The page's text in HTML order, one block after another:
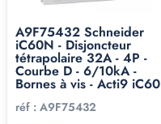
A9F75432 Schneider
iC60N - Disjoncteur
tétrapolaire 32A - 4P -
Courbe D - 6/10kA -
Bornes à vis - Acti9 iC60
réf : A9F75432